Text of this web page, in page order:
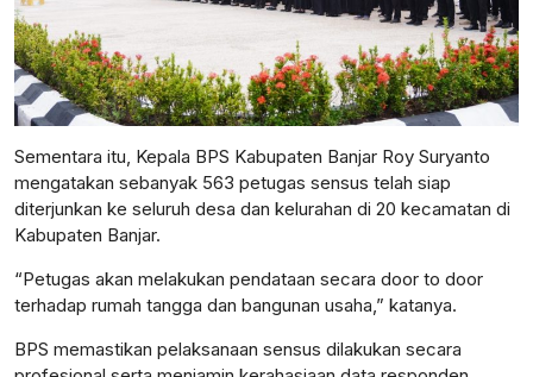
Sementara itu, Kepala BPS Kabupaten Banjar Roy Suryanto
mengatakan sebanyak 563 petugas sensus telah siap
diterjunkan ke seluruh desa dan kelurahan di 20 kecamatan di
Kabupaten Banjar.
“Petugas akan melakukan pendataan secara door to door
terhadap rumah tangga dan bangunan usaha,” katanya.
BPS memastikan pelaksanaan sensus dilakukan secara